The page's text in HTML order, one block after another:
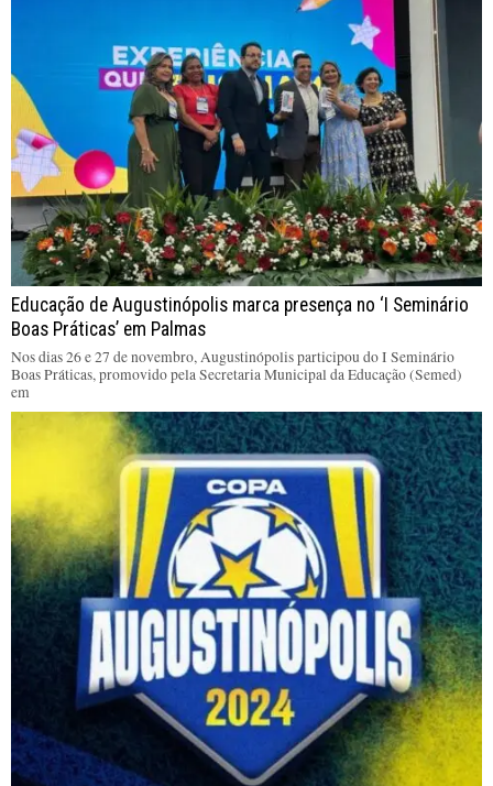
Educação de Augustinópolis marca presença no ‘I Seminário
Boas Práticas’ em Palmas
Nos dias 26 e 27 de novembro, Augustinópolis participou do I Seminário
Boas Práticas, promovido pela Secretaria Municipal da Educação (Semed)
em